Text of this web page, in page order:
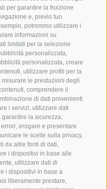
per garantire la fruizione
e, previo tuo
potremmo utilizzare i
informazioni su
limitati per la selezione
personalizzata,
personalizzata, creare
utilizzare profili per la
le prestazioni degli
comprendere il
di dati provenienti
i servizi, utilizzare dati
garantire la sicurezza,
erogare e presentare
le scelte sulla privacy,
da altre fonti di dati,
i dispositivi in base alle
utilizzare dati di
i dispositivi in base a
liberamente prestare,
patate e mele
il grasso in eccesso
guarnire con
di mirtilli
e servire subito.
e mele si
a pesci